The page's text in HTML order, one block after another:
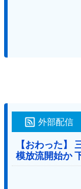
外部配信
【おわった】
模放流開始か
る